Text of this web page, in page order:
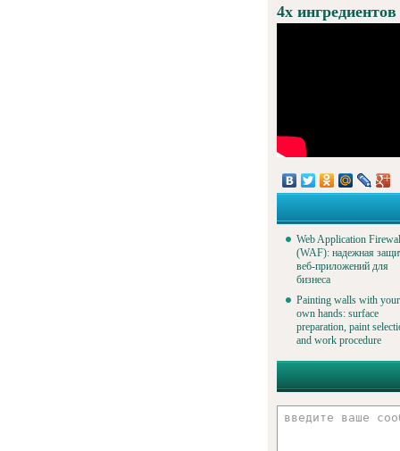
4х
Web Application
(WAF): надежная
веб-приложений для
бизнеса
Painting walls with your
own hands: surface
preparation, paint
and work procedure